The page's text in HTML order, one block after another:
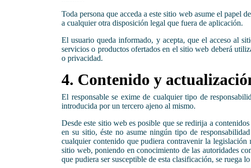
Toda persona que acceda a este sitio web asume el papel
a cualquier otra disposición legal que fuera de aplicación.
El usuario queda informado, y acepta, que el acceso al
servicios o productos ofertados en el sitio web deberá
o privacidad.
4. Contenido y
El responsable se exime de cualquier tipo de
introducida por un tercero ajeno al mismo.
Desde este sitio web es posible que se redirija a
en su sitio, éste no asume ningún tipo de
cualquier contenido que pudiera contravenir la
sitio web, poniendo en conocimiento de las autoridades
que pudiera ser susceptible de esta clasificación, se